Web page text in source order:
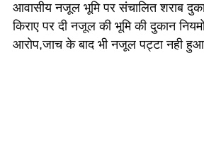
आवासीय नजूल भूमि पर संचालित शराब
किराए पर दी नजूल की भूमि की दुकान
आरोप,जाच के बाद भी नजूल पट्टा नही हुआ